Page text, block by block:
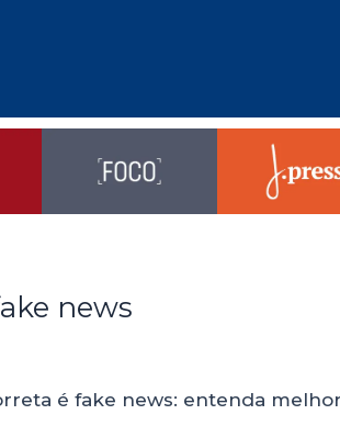
news
é fake news: entenda